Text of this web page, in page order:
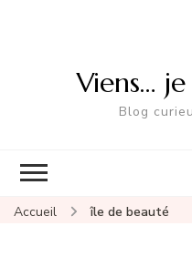
Viens…
Blog
Accueil île de beauté